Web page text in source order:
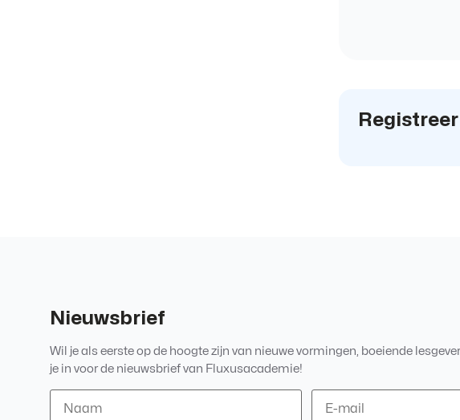
Nieuwsbrief
Wil je als eerste op de hoogte zijn van nieuwe vormingen, boeiende
je in voor de nieuwsbrief van Fluxusacademie!